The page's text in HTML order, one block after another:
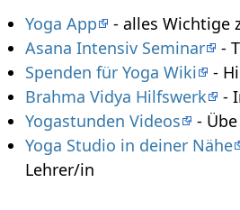
Yoga App
- alles Wichtige
Asana Intensiv Seminar
-
Spenden für Yoga Wiki
-
Brahma Vidya Hilfswerk
-
Yogastunden Videos
-
Yoga Studio in deiner Nähe
Lehrer/in